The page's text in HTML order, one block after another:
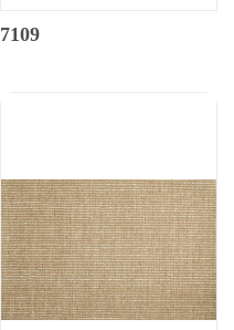
7109